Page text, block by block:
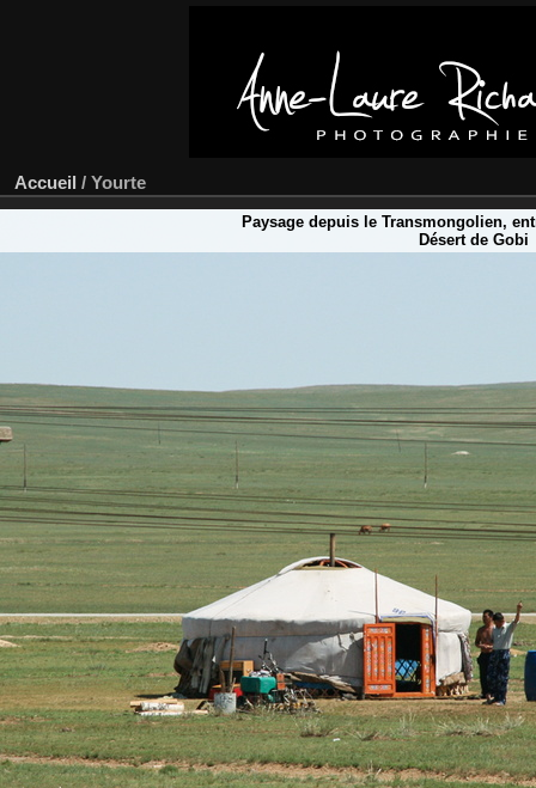
Accueil / Yourte
Paysage depuis le Transmongolien,
Désert de Gobi